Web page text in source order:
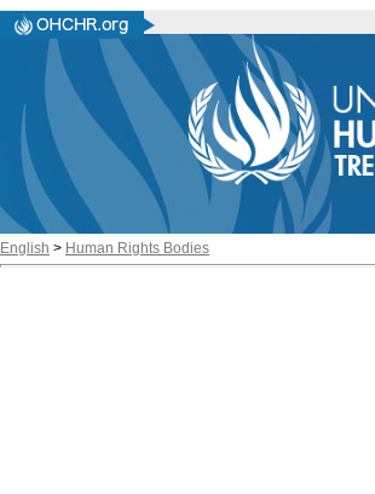
English > Human Rights Bodies